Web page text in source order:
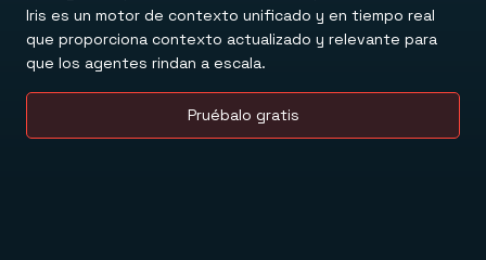
Descargas
Visita el centro de demostración
Iris es un motor de contexto unificado y en tiempo real
que proporciona contexto actualizado y relevante para
que los agentes rindan a escala.
Pruébalo gratis